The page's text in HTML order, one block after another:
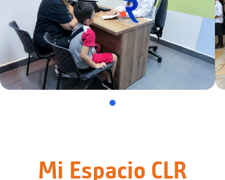
Mi Espacio CLR